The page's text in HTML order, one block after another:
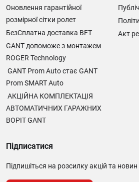
Оновлення гарантійної
розмірної сітки ролет
БезСплатна доставка BFT
GANT допоможе з монтажем
ROGER Technology
GANT Prom Auto стає GANT
Prom SMART Auto
АКЦІЙНА КОМПЛЕКТАЦІЯ
АВТОМАТИЧНИХ ГАРАЖНИХ
ВОРІТ GANT
Акт
Підписатися
Підпишіться на розсилку акцій та